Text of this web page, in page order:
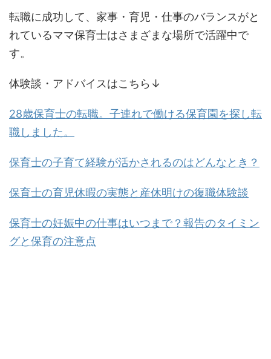
転職に成功して、家事・育児・仕事のバランスがと
れているママ保育士はさまざまな場所で活躍中で
す。
体験談・アドバイスはこちら↓
28歳保育士の転職。子連れで働ける保育園を探し転
職しました。
保育士の子育て経験が活かされるのはどんなとき？
保育士の育児休暇の実態と産休明けの復職体験談
保育士の妊娠中の仕事はいつまで？報告のタイミン
グと保育の注意点